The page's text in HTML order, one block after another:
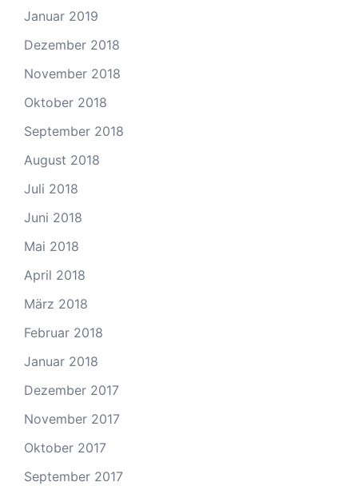
Januar 2019
Dezember 2018
November 2018
Oktober 2018
September 2018
August 2018
Juli 2018
Juni 2018
Mai 2018
April 2018
März 2018
Februar 2018
Januar 2018
Dezember 2017
November 2017
Oktober 2017
September 2017